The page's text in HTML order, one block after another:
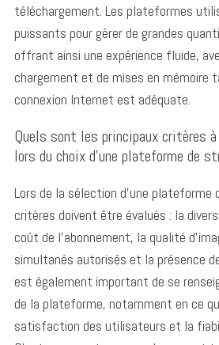
téléchargement. Les plateformes
puissants pour gérer de grandes
offrant ainsi une expérience fluide,
chargement et de mises en mémoire
connexion Internet est adéquate.
Quels sont les principaux critères à
lors du choix d’une plateforme de
Lors de la sélection d’une plateforme
critères doivent être évalués : la
coût de l’abonnement, la qualité
simultanés autorisés et la présence
est également important de se
de la plateforme, notamment en ce
satisfaction des utilisateurs et la